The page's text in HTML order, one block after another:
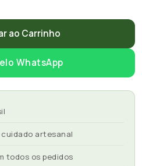
ao Carrinho
WhatsApp
artesanal
todos os pedidos